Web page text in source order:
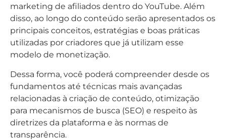
marketing de afiliados dentro do YouTube. Além
disso, ao longo do conteúdo serão apresentados os
principais conceitos, estratégias e boas práticas
utilizadas por criadores que já utilizam esse
modelo de monetização.
Dessa forma, você poderá compreender desde os
fundamentos até técnicas mais avançadas
relacionadas à criação de conteúdo, otimização
para mecanismos de busca (SEO) e respeito às
diretrizes da plataforma e às normas de
transparência.